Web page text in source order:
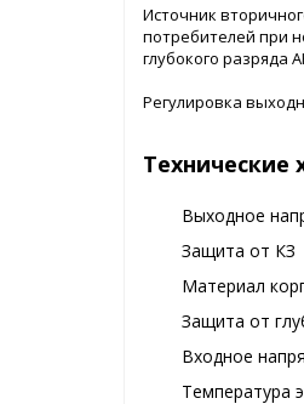
Источник
потребителей при
глубокого разряда
Регулировка
Технические
Выходное
Защита от КЗ
Материал
Защита от
Входное
Температура